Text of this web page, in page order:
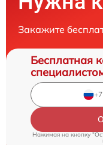
Закажите
Бесплатная
Нажимая на кнопку